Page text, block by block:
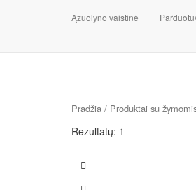
Ąžuolyno vaistinė
Pradžia / Produktai su
Rezultatų: 1